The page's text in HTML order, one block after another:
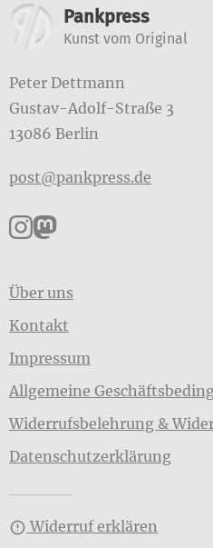
WeiterePankpress
Kunst vom Original
Peter Dettmann
Gustav-Adolf-Straße 3
13086 Berlin
post@pankpress.de
Pankpress auf
Pankpress auf
Über uns
Kontakt
Impressum
Allgemeine
Widerrufsbelehrung &
Datenschutzerklärung
Widerruf erklären